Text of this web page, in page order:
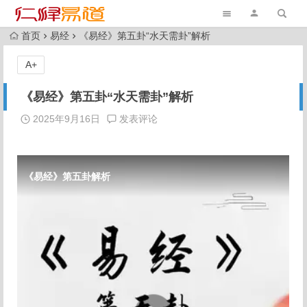
首页 易经 《易经》第五卦“水天需卦”解析
《易经》第五卦“水天需卦”解析
2025年9月16日 发表评论
A+